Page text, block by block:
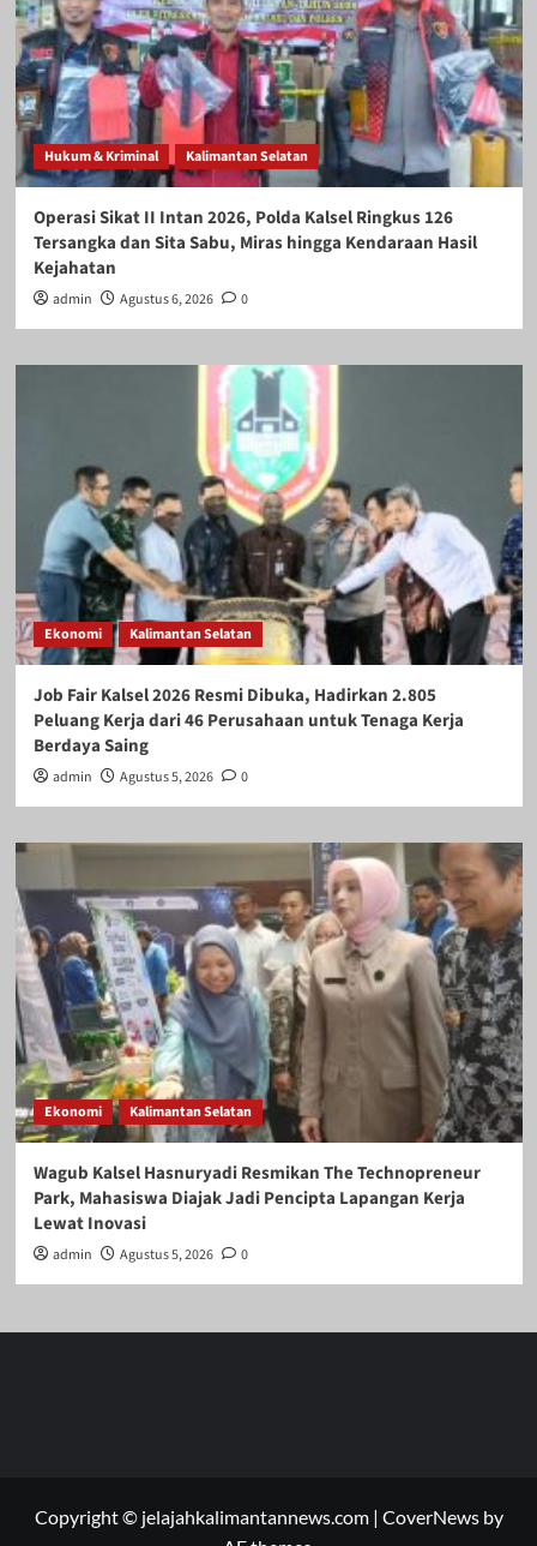
Hukum & Kriminal Kalimantan Selatan
Operasi Sikat II Intan 2026, Polda Kalsel Ringkus 126
Tersangka dan Sita Sabu, Miras hingga Kendaraan Hasil
Kejahatan
admin Agustus 6, 2026 0
Ekonomi Kalimantan Selatan
Job Fair Kalsel 2026 Resmi Dibuka, Hadirkan 2.805
Peluang Kerja dari 46 Perusahaan untuk Tenaga Kerja
Berdaya Saing
admin Agustus 5, 2026 0
Ekonomi Kalimantan Selatan
Wagub Kalsel Hasnuryadi Resmikan The Technopreneur
Park, Mahasiswa Diajak Jadi Pencipta Lapangan Kerja
Lewat Inovasi
admin Agustus 5, 2026 0
Copyright © jelajahkalimantannews.com | CoverNewsby